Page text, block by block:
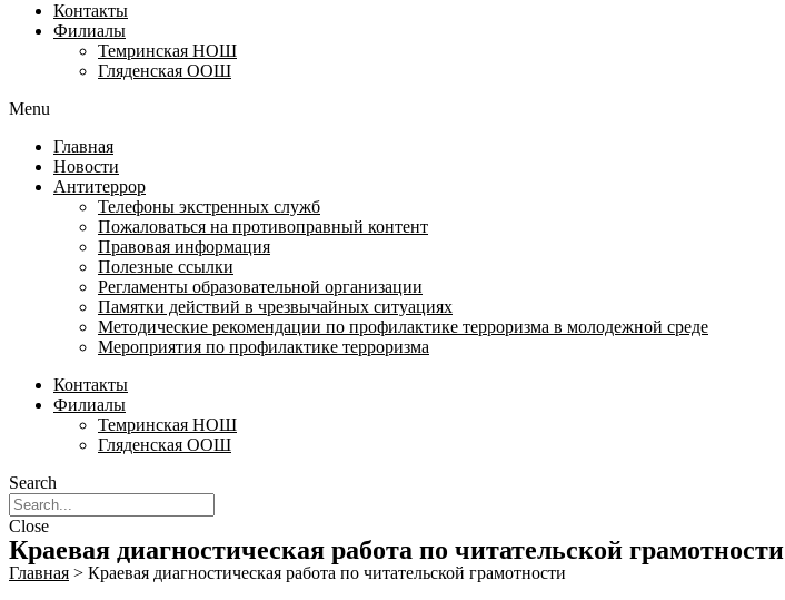
Контакты
Филиалы
Темринская НОШ
Гляденская ООШ
Menu
Главная
Новости
Антитеррор
Телефоны экстренных служб
Пожаловаться на противоправный контент
Правовая информация
Полезные ссылки
Регламенты образовательной организации
Памятки действий в чрезвычайных ситуациях
Методические рекомендации по профилактике терроризма в молодежной среде
Мероприятия по профилактике терроризма
Контакты
Филиалы
Темринская НОШ
Гляденская ООШ
Search
Close
Краевая диагностическая работа по читательской грамотности
Главная > Краевая диагностическая работа по читательской грамотности